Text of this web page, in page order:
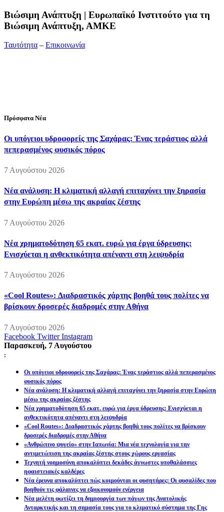
Bιώσιμη Ανάπτυξη | Ευρωπαϊκό Ινστιτούτο για τη
Βιώσιμη Ανάπτυξη, ΑΜΚΕ
Ταυτότητα – Επικοινωνία
Πρόσφατα Νέα
Οι υπόγειοι υδροφορείς της Σαχάρας: Ένας τεράστιος αλλά
πεπερασμένος φυσικός πόρος
7 Αυγούστου 2026
Νέα ανάλυση: Η κλιματική αλλαγή επιταχύνει την ξηρασία
στην Ευρώπη μέσω της ακραίας ζέστης
7 Αυγούστου 2026
Νέα χρηματοδότηση 65 εκατ. ευρώ για έργα ύδρευσης:
Ενισχύεται η ανθεκτικότητα απέναντι στη λειψυδρία
7 Αυγούστου 2026
«Cool Routes»: Διαδραστικός χάρτης βοηθά τους πολίτες να
βρίσκουν δροσερές διαδρομές στην Αθήνα
7 Αυγούστου 2026
Facebook Twitter Instagram
Παρασκευή, 7 Αυγούστου
:
Οι υπόγειοι υδροφορείς της Σαχάρας: Ένας τεράστιος αλλά πεπερασμένος
φυσικός πόρος
Νέα ανάλυση: Η κλιματική αλλαγή επιταχύνει την ξηρασία στην Ευρώπη
μέσω της ακραίας ζέστης
Νέα χρηματοδότηση 65 εκατ. ευρώ για έργα ύδρευσης: Ενισχύεται η
ανθεκτικότητα απέναντι στη λειψυδρία
«Cool Routes»: Διαδραστικός χάρτης βοηθά τους πολίτες να βρίσκουν
δροσερές διαδρομές στην Αθήνα
«Ανθρώπινο ψυγείο» στην Ιαπωνία: Μια νέα τεχνολογία για την
αντιμετώπιση της ακραίας ζέστης στους χώρους εργασίας
Τεχνητή νοημοσύνη αποκαλύπτει δεκάδες άγνωστες υποθαλάσσιες
ηφαιστειακές καλδέρες
Νέα έρευνα αποκαλύπτει πώς κοιμούνται οι φυσητήρες: Οι φυσαλίδες που
βοηθούν τις φάλαινες να εξοικονομούν ενέργεια
Νέα μελέτη φωτίζει τη δημιουργία των πάγων της Ανατολικής
Ανταρκτικής και τη σημασία τους για το κλιματικό σύστημα της Γης